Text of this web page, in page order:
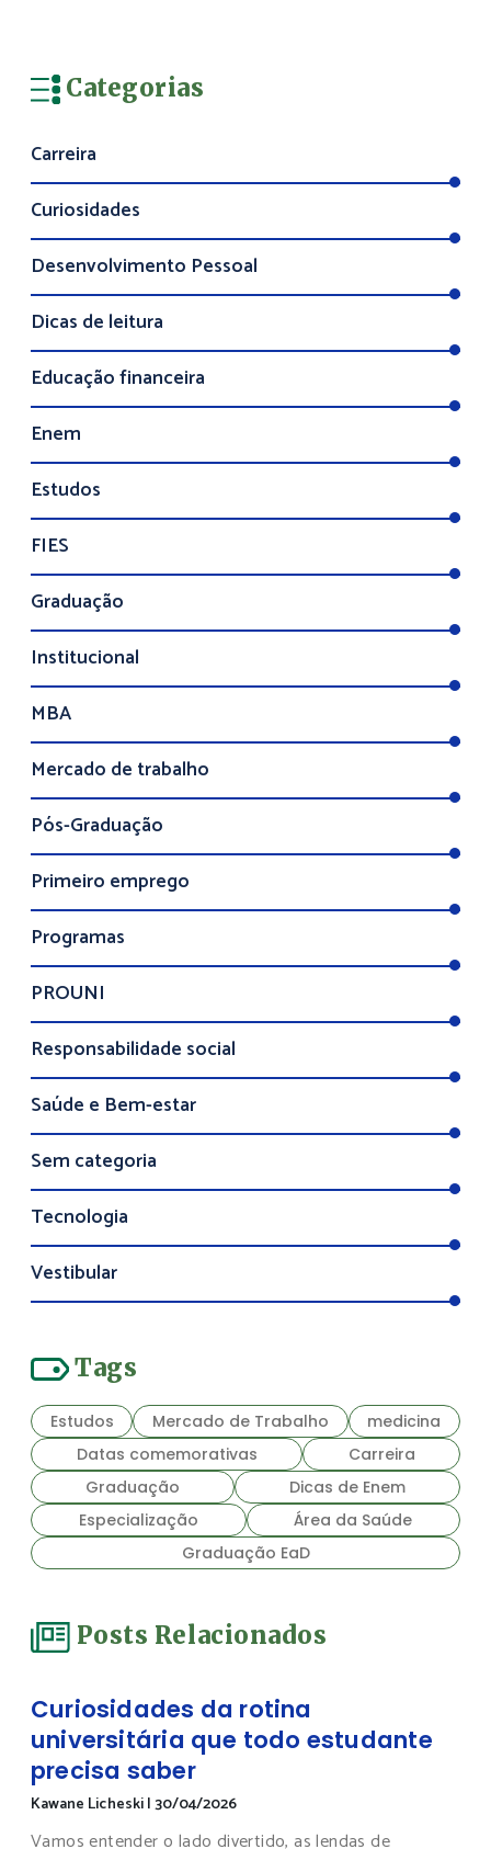
Categorias
Carreira
Curiosidades
Desenvolvimento Pessoal
Dicas de leitura
Educação financeira
Enem
Estudos
FIES
Graduação
Institucional
MBA
Mercado de trabalho
Pós-Graduação
Primeiro emprego
Programas
PROUNI
Responsabilidade social
Saúde e Bem-estar
Sem categoria
Tecnologia
Vestibular
Tags
Estudos Mercado de Trabalho
medicina
Datas comemorativas
Carreira
Graduação
Dicas de Enem
Especialização
Área da Saúde
Graduação EaD
Posts Relacionados
Curiosidades da rotina
universitária que todo estudante
precisa saber
Kawane Licheski|30/04/2026
Vamos entender o lado divertido, as lendas de